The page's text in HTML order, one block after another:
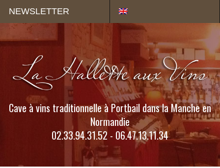
NEWSLETTER
Cave à vins traditionnelle à Portbail dans la Manche en
Normandie
02.33.94.31.52 - 06.47.13.11.34
Panneau de gestion des cookies